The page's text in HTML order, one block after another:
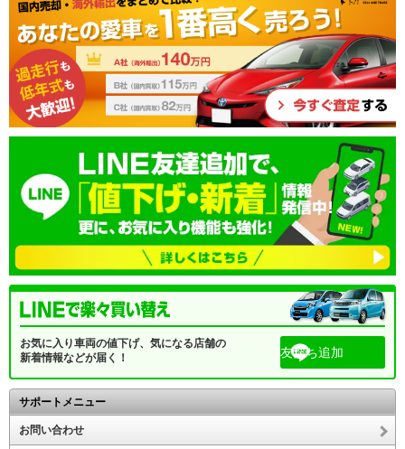
お気に入り車両の値下げ、気になる店舗の
新着情報などが届く！
友だち追加
サポートメニュー
お問い合わせ